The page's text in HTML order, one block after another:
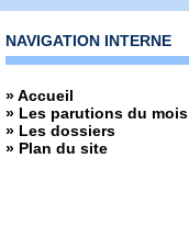
› 146-147
› 148-149
› 150-151
› 154-155
› 156-157
› 158-159
NAVIGATION INTERNE
» Accueil
» Les parutions du mois
» Les dossiers
» Plan du site